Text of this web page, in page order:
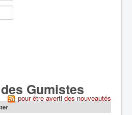
Gumistes
pour être averti des nouveautés